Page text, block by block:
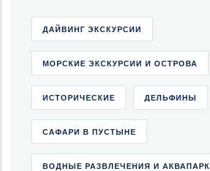
ДАЙВИНГ ЭКСКУРСИИ
МОРСКИЕ ЭКСКУРСИИ И ОСТРОВА
ИСТОРИЧЕСКИЕ ДЕЛЬФИНЫ
САФАРИ В ПУСТЫНЕ
ВОДНЫЕ РАЗВЛЕЧЕНИЯ И АКВАПАРК